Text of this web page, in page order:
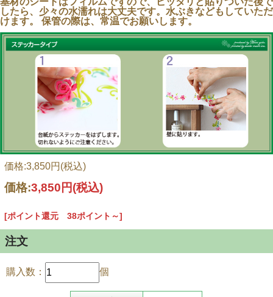
モンステラとトロピカルブーケがA2サイズになりま
した！
南国気分でお部屋がぱあっと明るくなります。
グリーンが生き生きと映えて爽やかな空間に。
したら、少々の水濡れは大丈夫です。水ぶきなどもしていただ
けます。 保管の際は、常温でお願いします。
価格:3,850円(税込)
価格:3,850円(税込)
[ポイント還元 38ポイント～]
注文
購入数： 個